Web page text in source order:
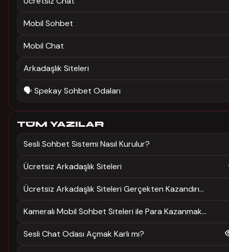
Mobil Sohbet
Mobil Chat
Arkadaşlık Siteleri
🗣️ Spekay Sohbet Odaları
TÜM YAZILAR
Sesli Sohbet Sistemi Nasıl Kurulur?
Ücretsiz Arkadaşlık Siteleri
Ücretsiz Arkadaşlık Siteleri Gerçekten Kazandırı...
Kameralı Mobil Sohbet Siteleri ile Para Kazanmak...
Sesli Chat Odası Açmak Karlı mı?